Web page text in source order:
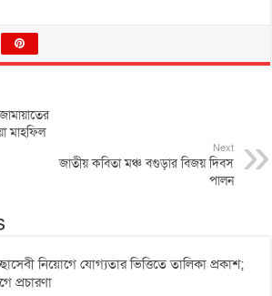
মাহফিল
Next
জাতীয় কবিতা মঞ্চ বগুড়ার বিজয় দিবস
পালন
নিয়োগে যোগ্যতার ভিত্তিতে তালিকা প্রকাশ;
প্রচারণা